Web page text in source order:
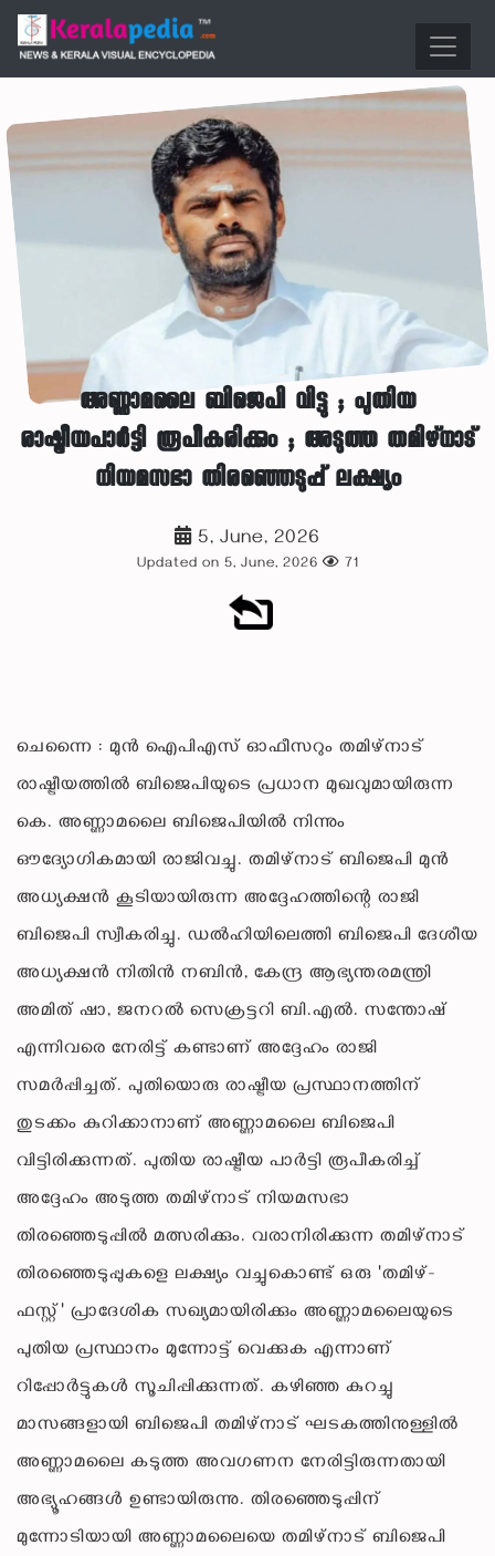
അണ്ണാമലൈ ബിജെപി വിട്ടു ; പുതിയ
രാഷ്ട്രീയപാർട്ടി രൂപീകരിക്കും ; അടുത്ത തമിഴ്നാട്
നിയമസഭാ തിരഞ്ഞെടുപ്പ് ലക്ഷ്യം
5, June, 2026
Updated on 5, June, 2026 71
ചെന്നൈ : മുൻ ഐപിഎസ് ഓഫീസറും തമിഴ്നാട്
രാഷ്ട്രീയത്തിൽ ബിജെപിയുടെ പ്രധാന മുഖവുമായിരുന്ന
കെ. അണ്ണാമലൈ ബിജെപിയിൽ നിന്നും
ഔദ്യോഗികമായി രാജിവച്ചു. തമിഴ്നാട് ബിജെപി മുൻ
അധ്യക്ഷൻ കൂടിയായിരുന്ന അദ്ദേഹത്തിന്റെ രാജി
ബിജെപി സ്വീകരിച്ചു. ഡൽഹിയിലെത്തി ബിജെപി ദേശീയ
അധ്യക്ഷൻ നിതിൻ നബിൻ, കേന്ദ്ര ആഭ്യന്തരമന്ത്രി
അമിത് ഷാ, ജനറൽ സെക്രട്ടറി ബി.എൽ. സന്തോഷ്
എന്നിവരെ നേരിട്ട് കണ്ടാണ് അദ്ദേഹം രാജി
സമർപ്പിച്ചത്. പുതിയൊരു രാഷ്ട്രീയ പ്രസ്ഥാനത്തിന്
തുടക്കം കുറിക്കാനാണ് അണ്ണാമലൈ ബിജെപി
വിട്ടിരിക്കുന്നത്. പുതിയ രാഷ്ട്രീയ പാർട്ടി രൂപീകരിച്ച്
അദ്ദേഹം അടുത്ത തമിഴ്നാട് നിയമസഭാ
തിരഞ്ഞെടുപ്പിൽ മത്സരിക്കും. വരാനിരിക്കുന്ന തമിഴ്‌നാട്
തിരഞ്ഞെടുപ്പുകളെ ലക്ഷ്യം വച്ചുകൊണ്ട് ഒരു 'തമിഴ്-
ഫസ്റ്റ്' പ്രാദേശിക സഖ്യമായിരിക്കും അണ്ണാമലൈയുടെ
പുതിയ പ്രസ്ഥാനം മുന്നോട്ട് വെക്കുക എന്നാണ്
റിപ്പോർട്ടുകൾ സൂചിപ്പിക്കുന്നത്. കഴിഞ്ഞ കുറച്ചു
മാസങ്ങളായി ബിജെപി തമിഴ്‌നാട് ഘടകത്തിനുള്ളിൽ
അണ്ണാമലൈ കടുത്ത അവഗണന നേരിട്ടിരുന്നതായി
അഭ്യൂഹങ്ങൾ ഉണ്ടായിരുന്നു. തിരഞ്ഞെടുപ്പിന്
മുന്നോടിയായി അണ്ണാമലൈയെ തമിഴ്‌നാട് ബിജെപി